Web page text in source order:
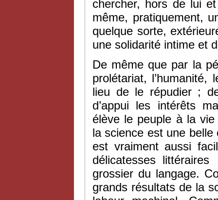
chercher, hors de lui
même, pratiquement,
quelque sorte,
une solidarité intime et
De même que par la
prolétariat, l’humanité,
lieu de le répudier ;
d’appui les intérêts
élève le peuple à la
la science est une
est vraiment aussi
délicatesses
grossier du langage.
grands résultats de la